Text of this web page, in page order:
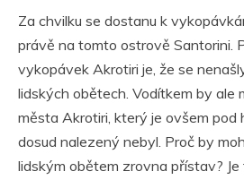
Za chvilku se dostanu k
právě na tomto ostrově Santorini.
vykopávek Akrotiri je, že se
lidských obětech. Vodítkem by ale
města Akrotiri, který je ovšem pod
dosud nalezený nebyl. Proč by
lidským obětem zrovna přístav?